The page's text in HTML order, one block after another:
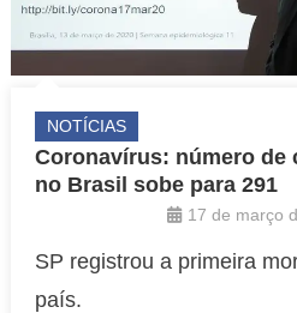
NOTÍCIAS
Coronavírus: número de
no Brasil sobe para 291
17 de março
SP registrou a primeira
país.